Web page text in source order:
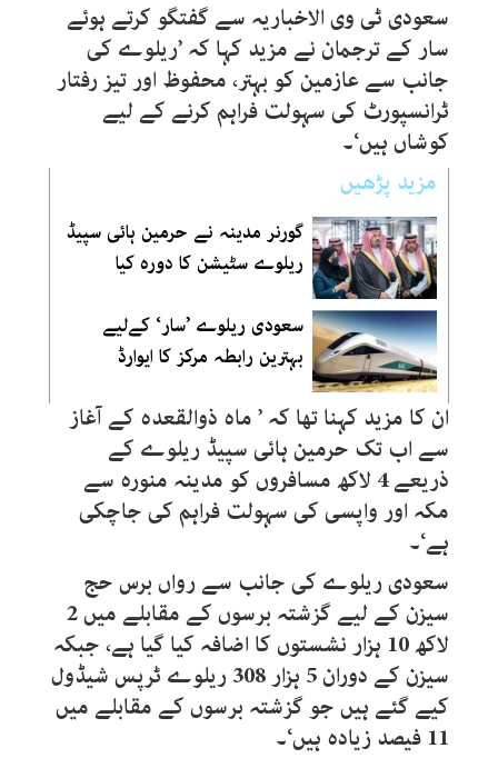
سعودی ٹی وی الاخباریہ سے گفتگو کرتے ہوئے
سار کے ترجمان نے مزید کہا کہ ’ریلوے کی
جانب سے عازمین کو بہتر، محفوظ اور تیز رفتار
ٹرانسپورٹ کی سہولت فراہم کرنے کے لیے
کوشاں ہیں‘۔
مزید پڑھیں
گورنر مدینہ نے حرمین ہائی سپیڈ
ریلوے سٹیشن کا دورہ کیا
سعودی ریلوے ’سار‘ کےلیے
بہترین رابطہ مرکز کا ایوارڈ
ان کا مزید کہنا تھا کہ ’ ماہ ذوالقعدہ کے آغاز
سے اب تک حرمین ہائی سپیڈ ریلوے کے
ذریعے 4 لاکھ مسافروں کو مدینہ منورہ سے
مکہ اور واپسی کی سہولت فراہم کی جاچکی
ہے‘۔
سعودی ریلوے کی جانب سے رواں برس حج
سیزن کے لیے گزشتہ برسوں کے مقابلے میں 2
لاکھ 10 ہزار نشستوں کا اضافہ کیا گیا ہے، جبکہ
سیزن کے دوران 5 ہزار 308 ریلوے ٹرپس شیڈول
کیے گئے ہیں جو گزشتہ برسوں کے مقابلے میں
11 فیصد زیادہ ہیں‘۔